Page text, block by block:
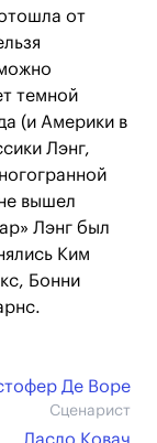
от
темной
(и Америки в
Лэнг,
вышел
Лэнг был
Ким
Бонни
Де Воре
Сценарист